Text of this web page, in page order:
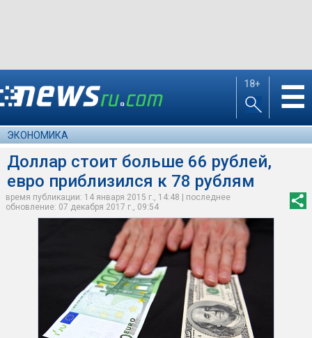
18+ ☰
ЭКОНОМИКА
Доллар стоит больше 66 рублей,
евро приблизился к 78 рублям
время публикации: 14 января 2015 г., 14:48 | последнее
обновление: 07 декабря 2017 г., 09:54